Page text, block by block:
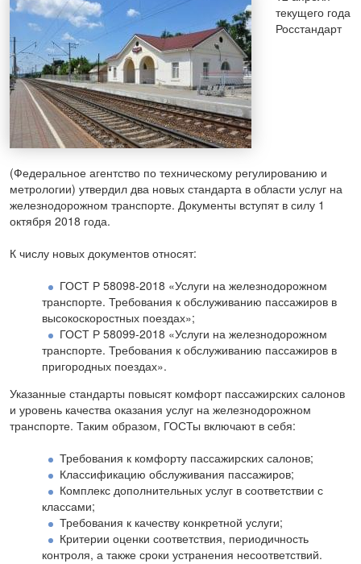
текущего года
Росстандарт
(Федеральное агентство по техническому регулированию и
метрологии) утвердил два новых стандарта в области услуг на
железнодорожном транспорте. Документы вступят в силу 1
октября 2018 года.
К числу новых документов относят:
ГОСТ Р 58098-2018 «Услуги на железнодорожном
транспорте. Требования к обслуживанию пассажиров в
высокоскоростных поездах»;
ГОСТ Р 58099-2018 «Услуги на железнодорожном
транспорте. Требования к обслуживанию пассажиров в
пригородных поездах».
Указанные стандарты повысят комфорт пассажирских салонов
и уровень качества оказания услуг на железнодорожном
транспорте. Таким образом, ГОСТы включают в себя:
Требования к комфорту пассажирских салонов;
Классификацию обслуживания пассажиров;
Комплекс дополнительных услуг в соответствии с
классами;
Требования к качеству конкретной услуги;
Критерии оценки соответствия, периодичность
контроля, а также сроки устранения несоответствий.